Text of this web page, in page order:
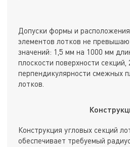
Допуски формы и
элементов лотков не
значений: 1,5 мм на 1000 мм
плоскости поверхности
перпендикулярности смежных
лотков.
Конструкция угловых секций
обеспечивает требуемый